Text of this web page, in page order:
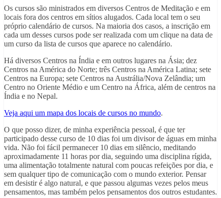
Os cursos são ministrados em diversos Centros de Meditação e em
locais fora dos centros em sítios alugados. Cada local tem o seu
próprio calendário de cursos. Na maioria dos casos, a inscrição em
cada um desses cursos pode ser realizada com um clique na data de
um curso da lista de cursos que aparece no calendário.
Há diversos Centros na Índia e em outros lugares na Ásia; dez
Centros na América do Norte; três Centros na América Latina; sete
Centros na Europa; sete Centros na Austrália/Nova Zelândia; um
Centro no Oriente Médio e um Centro na África, além de centros na
Índia e no Nepal.
Veja aqui um mapa dos locais de cursos no mundo.
O que posso dizer, de minha experiência pessoal, é que ter
participado desse curso de 10 dias foi um divisor de águas em minha
vida. Não foi fácil permanecer 10 dias em silêncio, meditando
aproximadamente 11 horas por dia, seguindo uma disciplina rígida,
uma alimentação totalmente natural com poucas refeições por dia, e
sem qualquer tipo de comunicação com o mundo exterior. Pensar
em desistir é algo natural, e que passou algumas vezes pelos meus
pensamentos, mas também pelos pensamentos dos outros estudantes.